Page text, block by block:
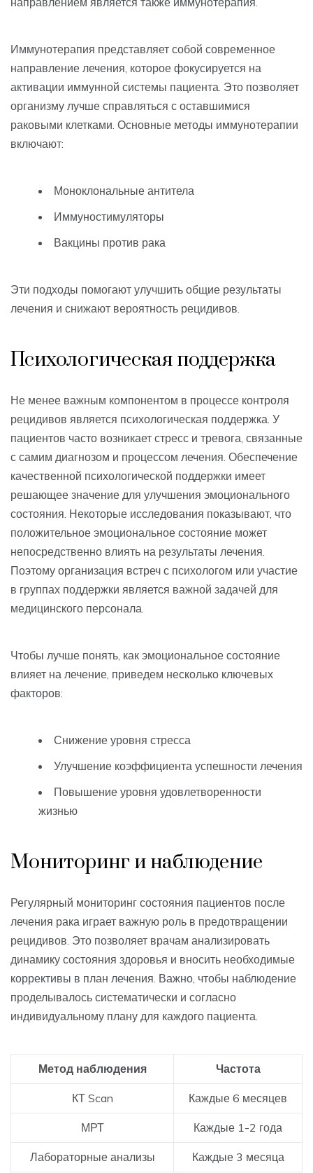
Иммунотерапия представляет собой современное
направление лечения, которое фокусируется на
активации иммунной системы пациента. Это позволяет
организму лучше справляться с оставшимися
раковыми клетками. Основные методы иммунотерапии
включают:
Моноклональные антитела
Иммуностимуляторы
Вакцины против рака
Эти подходы помогают улучшить общие результаты
лечения и снижают вероятность рецидивов.
Психологическая поддержка
Не менее важным компонентом в процессе контроля
рецидивов является психологическая поддержка. У
пациентов часто возникает стресс и тревога, связанные
с самим диагнозом и процессом лечения. Обеспечение
качественной психологической поддержки имеет
решающее значение для улучшения эмоционального
состояния. Некоторые исследования показывают, что
положительное эмоциональное состояние может
непосредственно влиять на результаты лечения.
Поэтому организация встреч с психологом или участие
в группах поддержки является важной задачей для
медицинского персонала.
Чтобы лучше понять, как эмоциональное состояние
влияет на лечение, приведем несколько ключевых
факторов:
Снижение уровня стресса
Улучшение коэффициента успешности лечения
Повышение уровня удовлетворенности
жизнью
Мониторинг и наблюдение
Регулярный мониторинг состояния пациентов после
лечения рака играет важную роль в предотвращении
рецидивов. Это позволяет врачам анализировать
динамику состояния здоровья и вносить необходимые
коррективы в план лечения. Важно, чтобы наблюдение
проделывалось систематически и согласно
индивидуальному плану для каждого пациента.
Метод наблюдения Частота
КТ Scan Каждые 6 месяцев
МРТ Каждые 1-2 года
Лабораторные анализы Каждые 3 месяца